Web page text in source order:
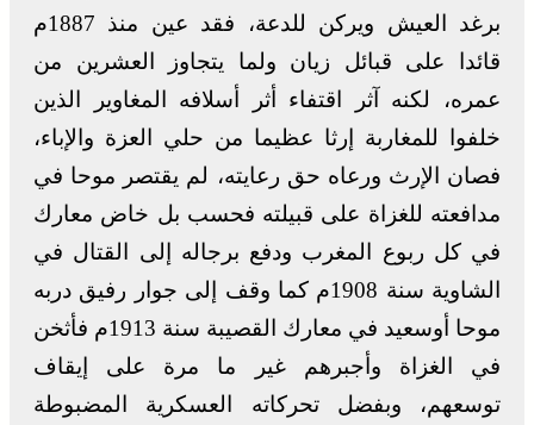
برغد العيش ويركن للدعة، فقد عين منذ 1887م
قائدا على قبائل زيان ولما يتجاوز العشرين من
عمره، لكنه آثر اقتفاء أثر أسلافه المغاوير الذين
خلفوا للمغاربة إرثا عظيما من حلي العزة والإباء،
فصان الإرث ورعاه حق رعايته، لم يقتصر موحا في
مدافعته للغزاة على قبيلته فحسب بل خاض معارك
في كل ربوع المغرب ودفع برجاله إلى القتال في
الشاوية سنة 1908م كما وقف إلى جوار رفيق دربه
موحا أوسعيد في معارك القصيبة سنة 1913م فأثخن
في الغزاة وأجبرهم غير ما مرة على إيقاف
توسعهم، وبفضل تحركاته العسكرية المضبوطة